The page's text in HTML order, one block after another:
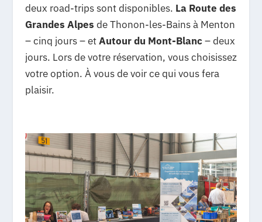
deux road-trips sont disponibles. La Route des
Grandes Alpes de Thonon-les-Bains à Menton
– cinq jours – etAutour du Mont-Blanc– deux
jours. Lors de votre réservation, vous choisissez
votre option. À vous de voir ce qui vous fera
plaisir.